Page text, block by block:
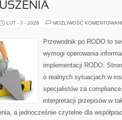
LUT - 7 - 2026 MOŻLIWOŚĆ
Przewodnik po RODO to
wymogi operowania
implementacji RODO.
o realnych sytuacjach w
specjalistów za
interpretacji przepisów w
a jednocześnie czytelne dla